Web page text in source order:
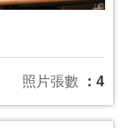
照片張數 ：4